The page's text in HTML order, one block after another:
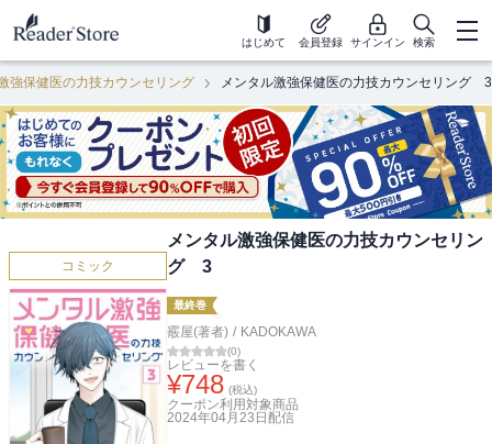
はじめて 会員登録 サインイン 検索
強保健医の力技カウンセリング メンタル激強保健医の力技カウンセリング 3
コミック
メンタル激強保健医の力技カウンセリン
グ 3
最終巻
霰屋(著者) / KADOKAWA
(0)
レビューを書く
¥748 (税込)
クーポン利用対象商品
2024年04月23日 配信